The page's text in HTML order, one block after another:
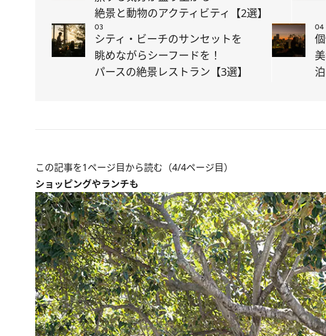
絶景と動物のアクティビティ【2選】
03
シティ・ビーチのサンセットを
眺めながらシーフードを！
パースの絶景レストラン【3選】
04
この記事を1ページ目から読む（4/4ページ目）
ショッピングやランチも